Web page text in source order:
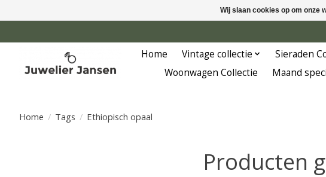
Home Vintage collectie Sieraden
Woonwagen Collectie
Maand
Home / Tags / Ethiopisch opaal
Producten
Wij slaan cookies op om onze